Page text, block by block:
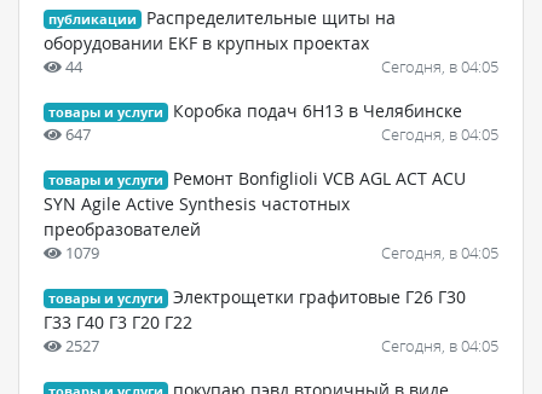
публикации
Распределительные щиты на
оборудовании EKF в крупных проектах
44 Сегодня, в 04:05
товары и услуги Коробка подач 6Н13 в Челябинске
647 Сегодня, в 04:05
товары и услуги
Ремонт Bonfiglioli VCB AGL ACT ACU
SYN Agile Active Synthesis частотных
преобразователей
1079 Сегодня, в 04:05
товары и услуги
Электрощетки графитовые Г26 Г30
Г33 Г40 Г3 Г20 Г22
2527 Сегодня, в 04:05